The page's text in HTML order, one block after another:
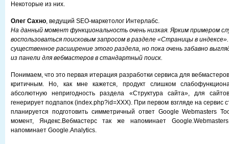
Некоторые из них.
Олег Сахно, ведущий SEO-маркетолог Интерлабс.
На данный момент функциональность очень низкая. Ярким примером
воспользоваться поисковым запросом в разделе «Страницы в
существенное расширение этого раздела, но пока очень забавно
из панели для вебмастеров в стандартный поиск.
Понимаем, что это первая итерация разработки сервиса для
критичным. Но, как мне кажется, продукт слишком
абсолютную непригодность раздела «Структура сайта», для
генерирует подпапок (index.php?id=XXX). При первом взгляде на сервис
планируется подготовить симметричный ответ Google Webmasters
момент, Яндекс.Вебмастерс так же напоминает
напоминает Google.Analytics.